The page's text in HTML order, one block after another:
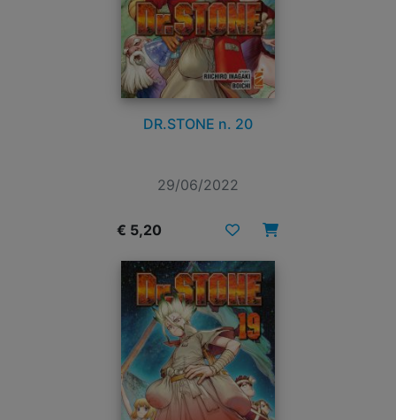
DR.STONE n. 20
29/06/2022
€ 5,20